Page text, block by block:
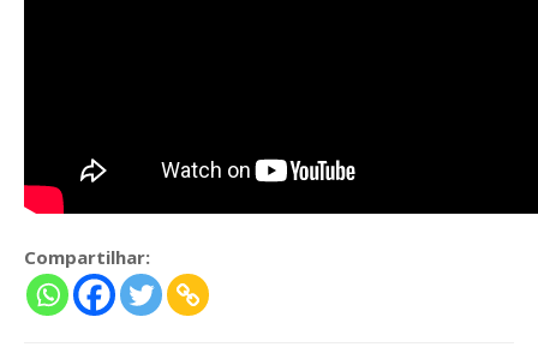
Compartilhar: